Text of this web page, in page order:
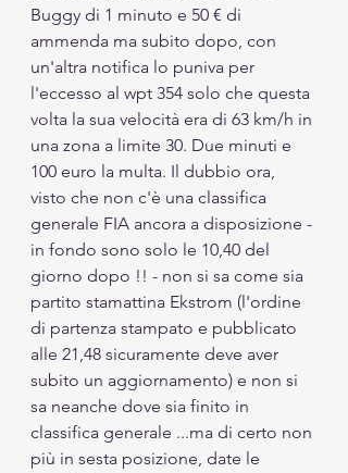
Buggy di 1 minuto e 50 € di
ammenda ma subito dopo, con
un'altra notifica lo puniva per
l'eccesso al wpt 354 solo che questa
volta la sua velocità era di 63 km/h in
una zona a limite 30. Due minuti e
100 euro la multa. Il dubbio ora,
visto che non c'è una classifica
generale FIA ancora a disposizione -
in fondo sono solo le 10,40 del
giorno dopo !! - non si sa come sia
partito stamattina Ekstrom (l'ordine
di partenza stampato e pubblicato
alle 21,48 sicuramente deve aver
subito un aggiornamento) e non si
sa neanche dove sia finito in
classifica generale ...ma di certo non
più in sesta posizione, date le